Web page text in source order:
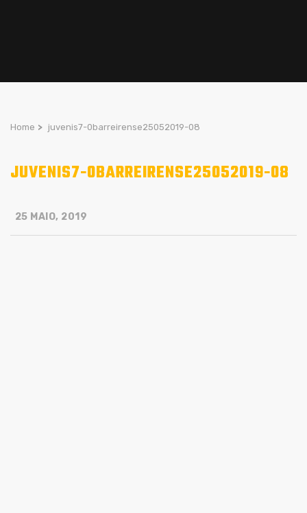
Home > juvenis7-0barreirense25052019-08
JUVENIS7-0BARREIRENSE25052019-08
25 MAIO, 2019